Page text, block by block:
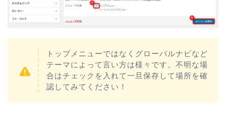
トップメニューではなくグローバルナビなど
テーマによって言い方は様々です。不明な場
合はチェックを入れて一旦保存して場所を確
認してみてください！